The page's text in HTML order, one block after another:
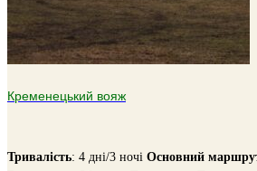
Кременецький вояж
Тривалiсть: 4 дні/3 ночі Основний